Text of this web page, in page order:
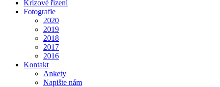
Krizové řízení
Fotografie
2020
2019
2018
2017
2016
Kontakt
Ankety
Napište nám